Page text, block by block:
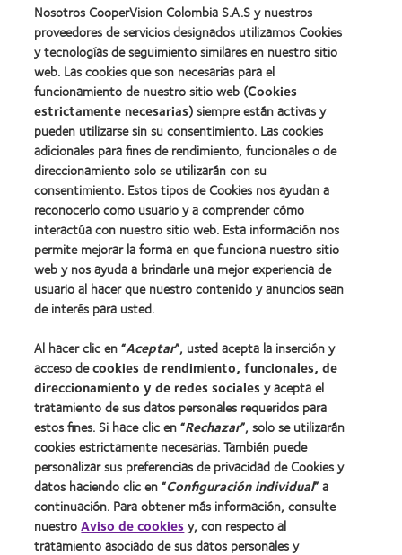
Nuestros productos
Encuentra tu lente
Tecnología de lentes de contacto
Lentes de contacto y visión
Usuario con experiencia
Acerca de CooperVision
Carreras
Noticias
Contacto
Legal
Nosotros CooperVision Colombia S.A.S y nuestros
proveedores de servicios designados utilizamos Cookies
y tecnologías de seguimiento similares en nuestro sitio
web. Las cookies que son necesarias para el
funcionamiento de nuestro sitio web (Cookies
estrictamente necesarias) siempre están activas y
pueden utilizarse sin su consentimiento. Las cookies
adicionales para fines de rendimiento, funcionales o de
direccionamiento solo se utilizarán con su
consentimiento. Estos tipos de Cookies nos ayudan a
reconocerlo como usuario y a comprender cómo
interactúa con nuestro sitio web. Esta información nos
permite mejorar la forma en que funciona nuestro sitio
web y nos ayuda a brindarle una mejor experiencia de
usuario al hacer que nuestro contenido y anuncios sean
de interés para usted.
Al hacer clic en “Aceptar”, usted acepta la inserción y
acceso decookies de rendimiento, funcionales, de
direccionamiento y de redes socialesy acepta el
tratamiento de sus datos personales requeridos para
estos fines. Si hace clic en “Rechazar”, solo se utilizarán
cookies estrictamente necesarias. También puede
personalizar sus preferencias de privacidad de Cookies y
datos haciendo clic en “Configuración individual” a
continuación. Para obtener más información, consulte
nuestroAviso de cookiesy, con respecto al
tratamiento asociado de sus datos personales y